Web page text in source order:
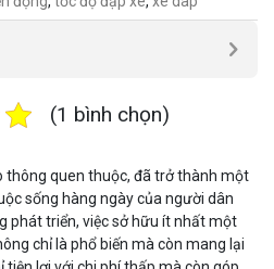
(1 bình chọn)
thông quen thuộc, đã trở thành một
sống hàng ngày của người dân
phát triển, việc sở hữu ít nhất một
chỉ là phổ biến mà còn mang lại